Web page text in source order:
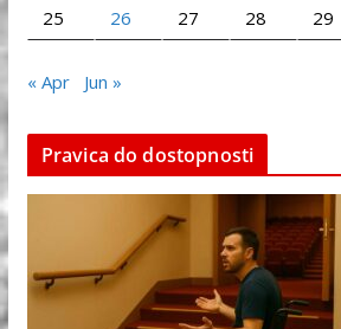
25
26 27 28 29
« Apr Jun »
Pravica do dostopnosti